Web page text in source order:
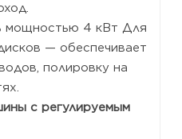
мощностью 4 кВт Для
— обеспечивает
полировку на
с регулируемым